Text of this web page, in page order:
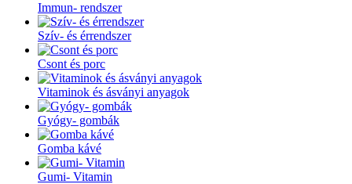
Immun- rendszer
Szív- és érrendszer
Csont és porc
Vitaminok és ásványi anyagok
Gyógy- gombák
Gomba kávé
Gumi- Vitamin